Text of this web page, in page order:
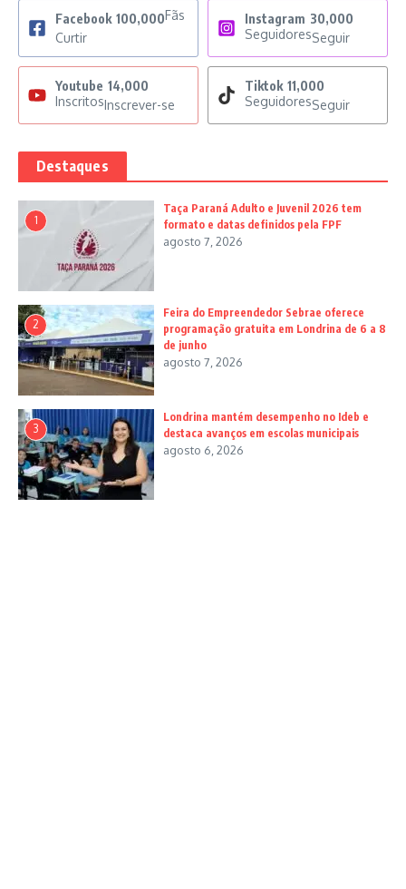
Facebook 100,000Fãs
Curtir
Instagram 30,000
SeguidoresSeguir
Youtube 14,000
Inscritos Inscrever-se
Tiktok 11,000
SeguidoresSeguir
Destaques
1
Taça Paraná Adulto e Juvenil 2026 tem
formato e datas definidos pela FPF
agosto 7, 2026
2
Feira do Empreendedor Sebrae oferece
programação gratuita em Londrina de 6 a 8
de junho
agosto 7, 2026
3
Londrina mantém desempenho no Ideb e
destaca avanços em escolas municipais
agosto 6, 2026